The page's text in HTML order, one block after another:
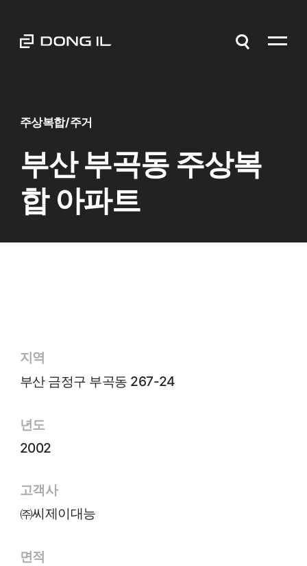
주상복합/주거
부산 부곡동 주상복
합 아파트
지역
부산 금정구 부곡동 267-24
년도
2002
고객사
㈜씨제이대능
면적